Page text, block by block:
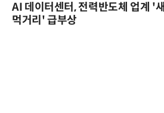
AI 데이터센터, 전력반도체 업계 '새
먹거리' 급부상